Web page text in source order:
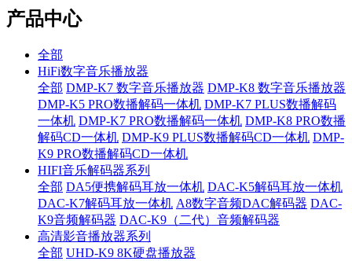
产品中心
全部
HiFi数字音乐播放器
全部 DMP-K7 数字音乐播放器 DMP-K8 数字音乐播放器
DMP-K5 PRO数播解码一体机 DMP-K7 PLUS数播解码
一体机 DMP-K7 PRO数播解码一体机 DMP-K8 PRO数播
解码CD一体机 DMP-K9 PLUS数播解码CD一体机 DMP-
K9 PRO数播解码CD一体机
HIFI音乐解码器系列
全部 DA5便携解码耳放一体机 DAC-K5解码耳放一体机
DAC-K7解码耳放一体机 A8数字音频DAC解码器 DAC-
K9音频解码器 DAC-K9（二代）音频解码器
高清影音播放器系列
全部 UHD-K9 8K硬盘播放器